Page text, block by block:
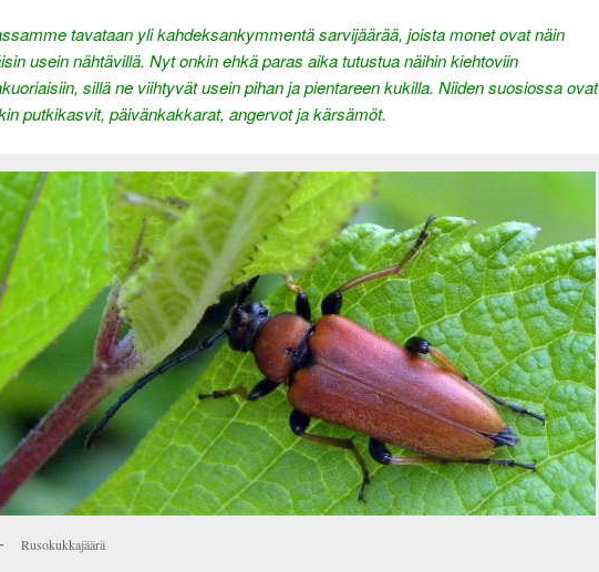
tavataan yli kahdeksankymmentä sarvijäärää, joista monet ovat näin
usein nähtävillä. Nyt onkin ehkä paras aika tutustua näihin kiehtoviin
sillä ne viihtyvät usein pihan ja pientareen kukilla. Niiden suosiossa ovat
putkikasvit, päivänkakkarat, angervot ja kärsämöt.
Rusokukkajäärä